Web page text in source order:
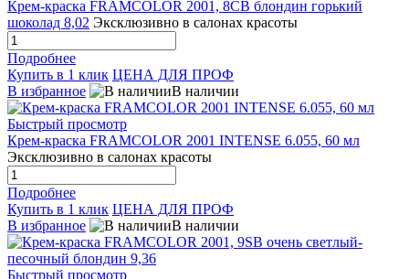
Крем-краска FRAMCOLOR 2001, 8CB блондин горький
шоколад 8,02 Эксклюзивно в салонах красоты
Подробнее
Купить в 1 клик ЦЕНА ДЛЯ ПРОФ
В избранное
В наличии
Быстрый просмотр
Крем-краска FRAMCOLOR 2001 INTENSE 6.055, 60 мл
Эксклюзивно в салонах красоты
Подробнее
Купить в 1 клик ЦЕНА ДЛЯ ПРОФ
В избранное
В наличии
Быстрый просмотр